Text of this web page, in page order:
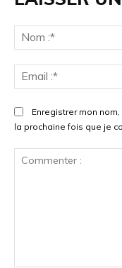
Enregistrer mon
la prochaine fois que je